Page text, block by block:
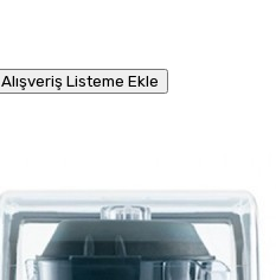
Alışveriş Listeme Ekle